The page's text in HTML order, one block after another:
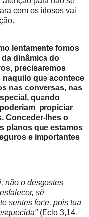
com os idosos vai
lentamente fomos
dinâmica do
precisaremos
que acontece
nas conversas, nas
quando
propiciar
Conceder-lhes o
planos que estamos
e importantes
não o desgostes
sê
sentes forte, pois tua
(Eclo 3,14-